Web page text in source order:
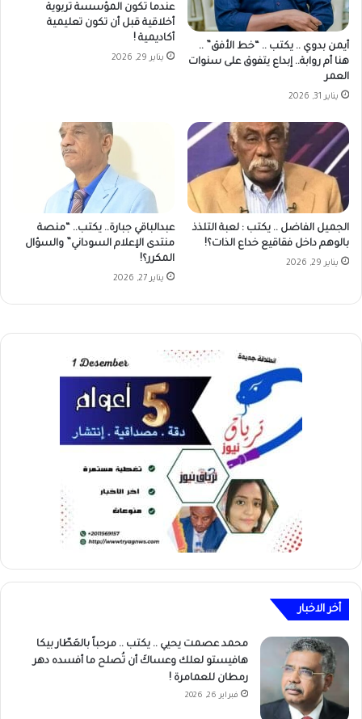
أيمن بدوي .. يكتب .. “خط الأفق” ..
هنا أم روابة.. إبداع يتفوق على سنوات
العمر
يناير 31, 2026
عندما تكون المؤسسة تربوية
أخلاقية قبل أن تكون تعليمية
أكاديمية !
يناير 29, 2026
الجميل الفاضل .. يكتب : لعبة التلذذ
بالوهم داخل فقاقيع خداع الذات؟!
يناير 29, 2026
عبدالباقي جبارة.. يكتب.. “منصة
منتدى الإعلام السوداني” والسؤال
المكرر؟!
يناير 27, 2026
أخر الاخبار
محمد عصمت يحيي .. يكتب .. مرحباً بالعَطّار بيكا
هافيستو لعلك وعساكَ أن تُصلح ما أفسده دهر
رمطان للعمامرة !
فبراير 26, 2026